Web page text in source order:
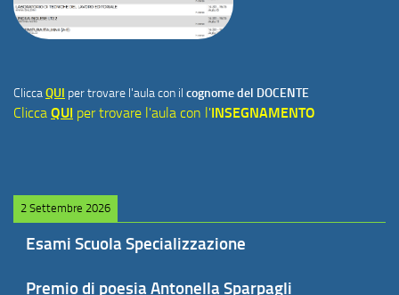
CliccaQUI per trovare l'aula con il cognome del DOCENTE
Clicca QUI per trovare l'aula con l'INSEGNAMENTO
2 Settembre 2026
Esami Scuola Specializzazione
Premio di poesia Antonella Sparpagli